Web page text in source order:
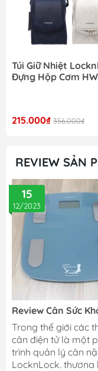
Túi Giữ Nhiệt
Đựng Hộp Cơm
215.000₫ 356.000₫
REVIEW SẢN
15
12/2023
Review Cân Sức
Trong thế giới các
cân điện tử là một
trình quản lý cân
LocknLock, thương